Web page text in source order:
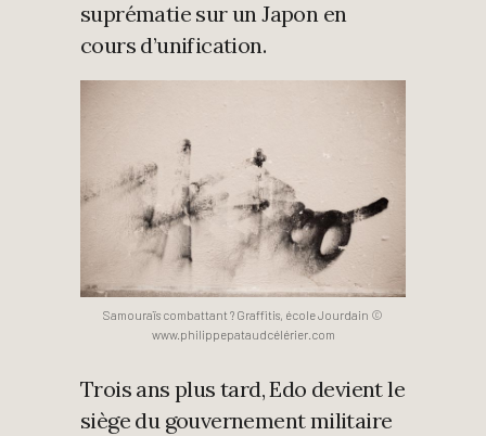
suprématie sur un Japon en
cours d’unification.
Samouraïs combattant ? Graffitis, école Jourdain ©
www.philippepataudcélérier.com
Trois ans plus tard, Edo devient le
siège du gouvernement militaire